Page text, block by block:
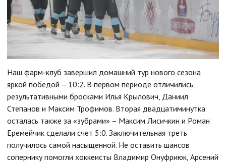
Наш фарм-клуб завершил домашний тур нового сезона
яркой победой – 10:2. В первом периоде отличились
результативными бросками Илья Крылович, Даниил
Степанов и Максим Трофимов. Вторая двадцатиминутка
осталась также за «зубрами» – Максим Лисичкин и Роман
Еремейчик сделали счет 5:0. Заключительная треть
получилось самой насыщенной. Не оставить шансов
сопернику помогли хоккеисты Владимир Онуфриюк, Арсений